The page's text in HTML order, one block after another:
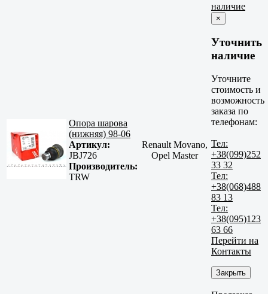
Опора шарова
(нижняя) 98-06
Артикул:
JBJ726
Производитель:
TRW
Renault Movano,
Opel Master
наличие
×
Уточнить
наличие
Уточните
стоимость и
возможность
заказа по
телефонам:
Тел:
+38(099)252
33 32
Тел:
+38(068)488
83 13
Тел:
+38(095)123
63 66
Перейти на
Контакты
Закрыть